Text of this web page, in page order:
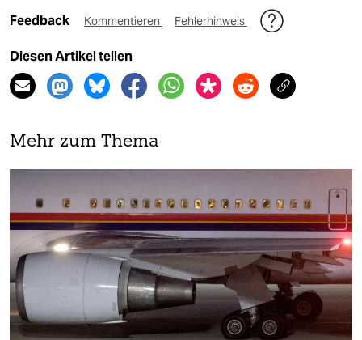
Feedback Kommentieren Fehlerhinweis
Diesen Artikel teilen
Mehr zum Thema